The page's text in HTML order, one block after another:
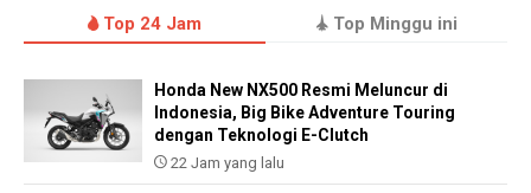
Top 24 Jam Top Minggu ini
Honda New NX500 Resmi Meluncur di
Indonesia, Big Bike Adventure Touring
dengan Teknologi E-Clutch
22 Jam yang lalu